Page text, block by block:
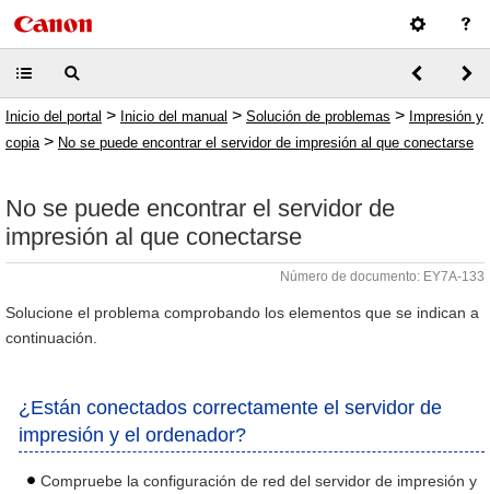
Inicio del portal > Inicio del manual > Solución de problemas > Impresión y
copia > No se puede encontrar el servidor de impresión al que conectarse
No se puede encontrar el servidor de
impresión al que conectarse
Número de documento: EY7A-133
Solucione el problema comprobando los elementos que se indican a
continuación.
¿Están conectados correctamente el servidor de
impresión y el ordenador?
Compruebe la configuración de red del servidor de impresión y